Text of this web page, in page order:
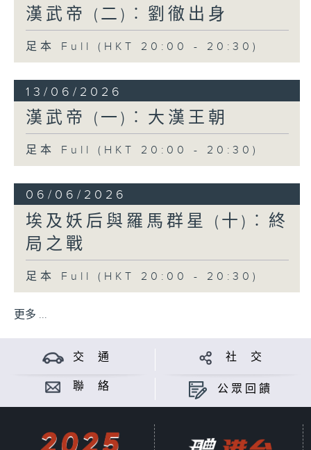
登位，閩越國（在今福建）正舉兵侵犯南越
國，南越難以抵擋，趙眛請求漢武帝處理此
事，武帝派王恢、韓安國等領兵討伐閩越，
王、東越王二國，直接受制於漢朝。
南越國王趙眛表示與漢朝修好，願意親赴長
當警衛。漢使莊助（史書避東漢明帝劉莊
口，終生不肯入朝長安。公元前122年趙眜病
重，太子趙嬰齊從長安回南越國，趙眜去
世，嬰齊繼位。趙嬰齊去長安之前，娶越人
女子為妻，生長子趙建德，趙嬰齊去長安，
鄲），生子趙興。趙嬰齊繼位後，立樛氏為
大失人心，大臣派系分裂。漢武帝多次派使
者到南越國，勸告趙嬰齊到長安朝見，嬰齊
以有病為藉口，不肯入朝。
元鼎四年（公元前113年）趙嬰齊病死，諡
「南越明王」。太子趙興即位，其母樛氏成
為太后。同年，漢武帝派遣安國少季出使南
越國，安國少季是樛氏在長安時的舊情人，
留在南越國輔政。南越國的實權掌握在丞相
漢武帝 (二)︰劉徹出身
足本 Full (HKT 20:00 - 20:30)
13/06/2026
漢武帝 (一)︰大漢王朝
足本 Full (HKT 20:00 - 20:30)
06/06/2026
埃及妖后與羅馬群星 (十)︰終
局之戰
足本 Full (HKT 20:00 - 20:30)
更多 ...
交 通 社 交
聯 絡 公眾回饋